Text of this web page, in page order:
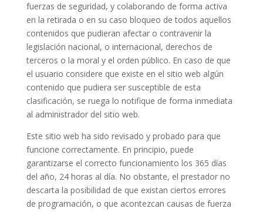
fuerzas de seguridad, y colaborando de forma activa
en la retirada o en su caso bloqueo de todos aquellos
contenidos que pudieran afectar o contravenir la
legislación nacional, o internacional, derechos de
terceros o la moral y el orden público. En caso de que
el usuario considere que existe en el sitio web algún
contenido que pudiera ser susceptible de esta
clasificación, se ruega lo notifique de forma inmediata
al administrador del sitio web.
Este sitio web ha sido revisado y probado para que
funcione correctamente. En principio, puede
garantizarse el correcto funcionamiento los 365 días
del año, 24 horas al día. No obstante, el prestador no
descarta la posibilidad de que existan ciertos errores
de programación, o que acontezcan causas de fuerza